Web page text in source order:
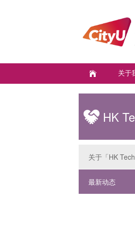
关于
HK
关于「HK Tech
最新动态